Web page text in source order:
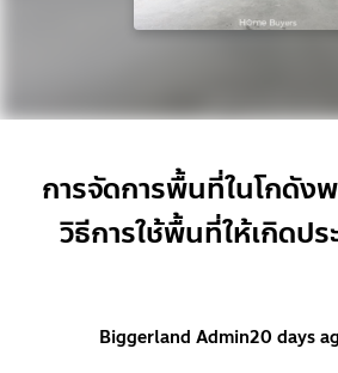
การจัดการพื้นที่ในโกดั
วิธีการใช้พื้นที่ให้เกิดป
Biggerland Admin20 days